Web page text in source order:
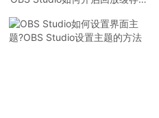
置开启回放缓存功能的方法